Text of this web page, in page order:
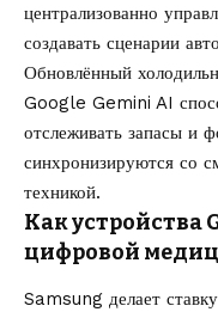
централизованно
создавать сценарии
Обновлённый
Google Gemini AI
отслеживать запасы и
синхронизируются со
техникой.
Как устройства
цифровой
Samsung делает